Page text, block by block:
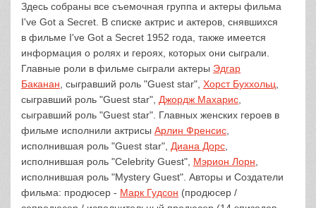
Здесь собраны все съемочная группа и актеры фильма
I've Got a Secret. В списке актрис и актеров, снявшихся
в фильме I've Got a Secret 1952 года, также имеется
информация о ролях и героях, которых они сыграли.
Главные роли в фильме сыграли актеры Эдгар
Баканан , сыгравший роль "Guest star", Хорст Буххольц
сыгравший роль "Guest star", Джордж Махарис
сыгравший роль "Guest star". Главных женских героев в
фильме исполнили актрисы Арлин Френсис
исполнившая роль "Guest star", Диана Дорс
исполнившая роль "Celebrity Guest", Мэрион Лорн
исполнившая роль "Mystery Guest". Авторы и Создатели
фильма: продюсер - Марк Гудсон (продюсер /